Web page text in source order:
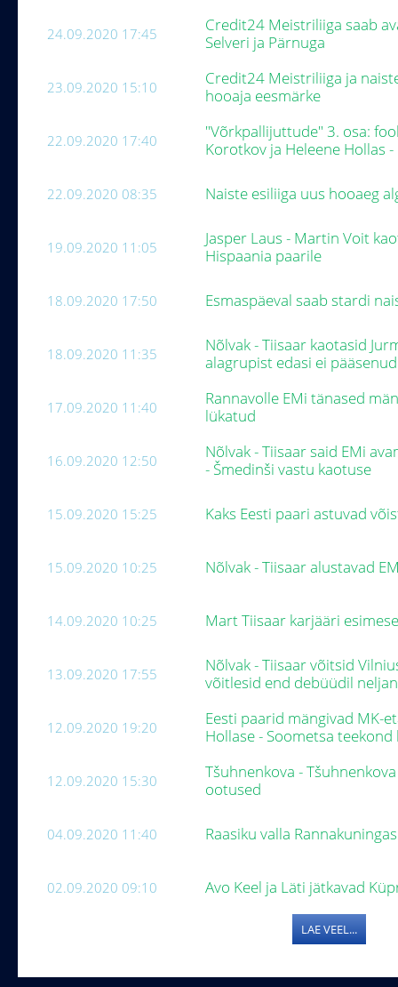
24.09.2020 17:45
Credit24 Meistriliiga saab
Selveri ja Pärnuga
23.09.2020 15:10
Credit24 Meistriliiga ja
hooaja eesmärke
22.09.2020 17:40
"Võrkpallijuttude" 3. osa:
Korotkov ja Heleene Hollas
22.09.2020 08:35 Naiste esiliiga uus hooaeg
19.09.2020 11:05
Jasper Laus - Martin Voit
Hispaania paarile
18.09.2020 17:50 Esmaspäeval saab stardi
18.09.2020 11:35
Nõlvak - Tiisaar kaotasid
alagrupist edasi ei
17.09.2020 11:40
Rannavolle EMi tänased
lükatud
16.09.2020 12:50
Nõlvak - Tiisaar said EMi
- Šmedinši vastu kaotuse
15.09.2020 15:25 Kaks Eesti paari astuvad
15.09.2020 10:25 Nõlvak - Tiisaar alustavad
14.09.2020 10:25 Mart Tiisaar karjääri
13.09.2020 17:55
Nõlvak - Tiisaar võitsid
võitlesid end debüüdil
12.09.2020 19:20
Eesti paarid mängivad MK-
Hollase - Soometsa
12.09.2020 15:30
Tšuhnenkova -
ootused
04.09.2020 11:40 Raasiku valla
02.09.2020 09:10 Avo Keel ja Läti jätkavad
LAE VEEL...